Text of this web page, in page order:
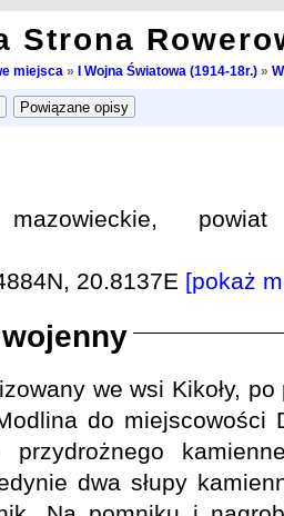
Strona
miejsca » I Wojna Światowa (1914-18r.)»
mazowieckie,
20.8137E [pokaż
we wsi Kikoły,
do miejscowości
przydrożnego
dwa słupy